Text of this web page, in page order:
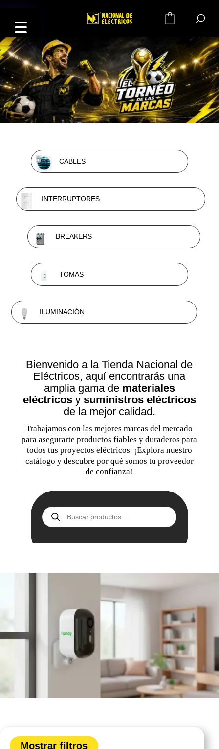
CABLES
INTERRUPTORES
BREAKERS
TOMAS
ILUMINACIÓN
Bienvenido a la Tienda Nacional de
Eléctricos, aquí encontrarás una
amplia gama de materiales
eléctricosy suministros eléctricos
de la mejor calidad.
Trabajamos con las mejores marcas del mercado
para asegurarte productos fiables y duraderos para
todos tus proyectos eléctricos. ¡Explora nuestro
catálogo y descubre por qué somos tu proveedor
de confianza!
Búsqueda
de
productos
Mostrar filtros